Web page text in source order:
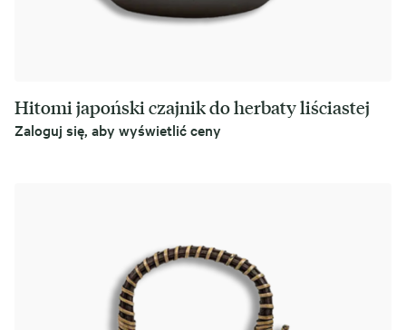
Hitomi japoński czajnik do herbaty liściastej
Zaloguj się, aby wyświetlić ceny